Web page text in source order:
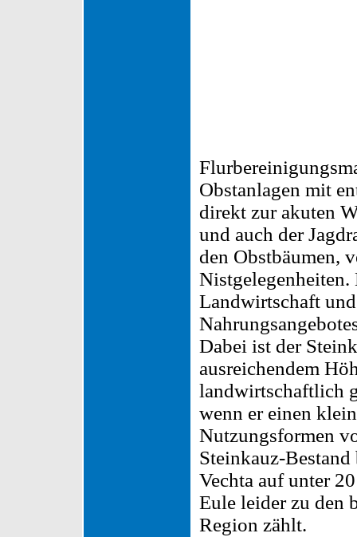
Obstanlagen mit
direkt zur akuten
und auch der
den Obstbäumen,
Landwirtschaft
Dabei ist der
ausreichendem
landwirtschaftlich
wenn er einen
Nutzungsformen
Steinkauz-
Vechta auf unter
Eule leider zu den
Region zählt.